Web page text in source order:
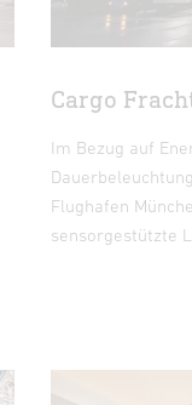
Cargo
Im Bezug auf
Flughafen
sensorgestützte